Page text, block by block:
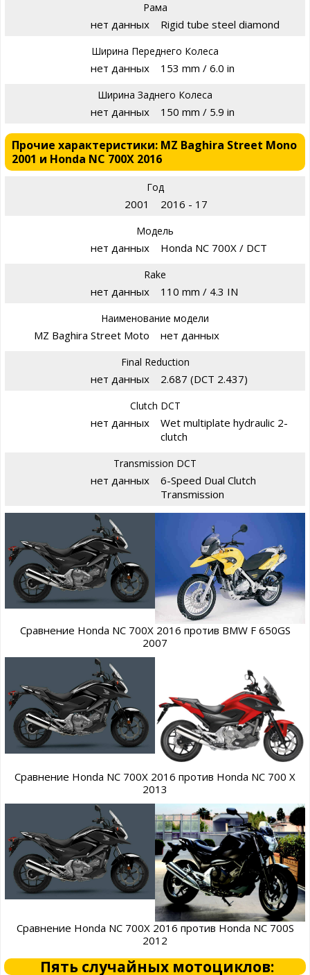
Рама
нет данных Rigid tube steel diamond
Ширина Переднего Колеса
нет данных 153 mm / 6.0 in
Ширина Заднего Колеса
нет данных 150 mm / 5.9 in
Прочие характеристики: MZ Baghira Street Mono
2001 и Honda NC 700X 2016
Год
2001 2016 - 17
Модель
нет данных Honda NC 700X / DCT
Rake
нет данных 110 mm / 4.3 IN
Наименование модели
MZ Baghira Street Moto нет данных
Final Reduction
нет данных 2.687 (DCT 2.437)
Clutch DCT
нет данных
Wet multiplate hydraulic 2-
clutch
Transmission DCT
нет данных
6-Speed Dual Clutch
Transmission
Сравнение Honda NC 700X 2016 против BMW F 650GS
2007
Сравнение Honda NC 700X 2016 против Honda NC 700 X
2013
Сравнение Honda NC 700X 2016 против Honda NC 700S
2012
Пять случайных мотоциклов: